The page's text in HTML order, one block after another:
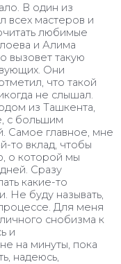
В один из
всех мастеров и
любимые
и Алима
вызовет такую
Они
что такой
не слышал.
из Ташкента,
с большим
Самое главное, мне
то вклад, чтобы
о которой мы
Сразу
какие-то
Не буду называть,
Для меня
снобизма к
и
на минуты, пока
надеюсь,